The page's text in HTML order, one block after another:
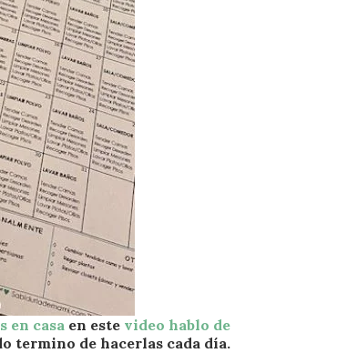
en casa en este video hablo de
termino de hacerlas cada día.